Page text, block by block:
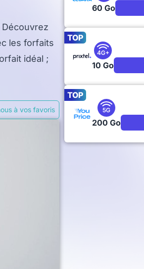
les forfaits
idéal ;
à vos favoris
60 Go
TOP
4G+
10 Go
TOP
5G
200 Go